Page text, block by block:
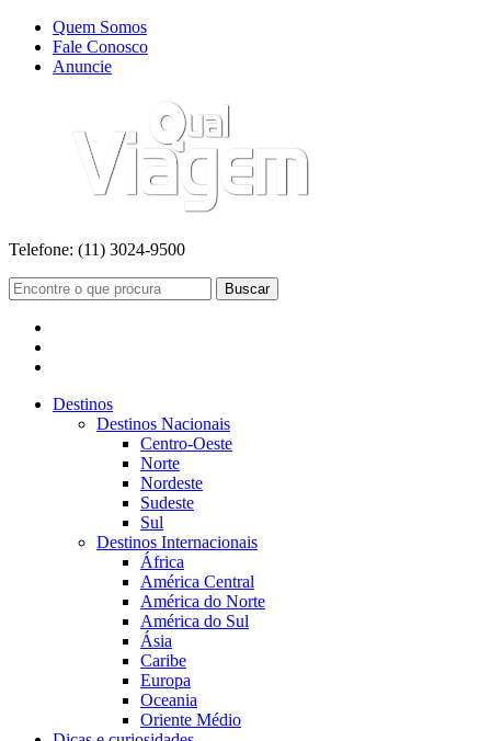
Quem Somos
Fale Conosco
Anuncie
Telefone: (11) 3024-9500
Buscar
Destinos
Destinos Nacionais
Centro-Oeste
Norte
Nordeste
Sudeste
Sul
Destinos Internacionais
África
América Central
América do Norte
América do Sul
Ásia
Caribe
Europa
Oceania
Oriente Médio